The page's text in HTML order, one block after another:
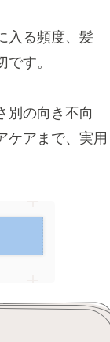
入る頻度、髪
す。
別の向き不向
ケアまで、実用